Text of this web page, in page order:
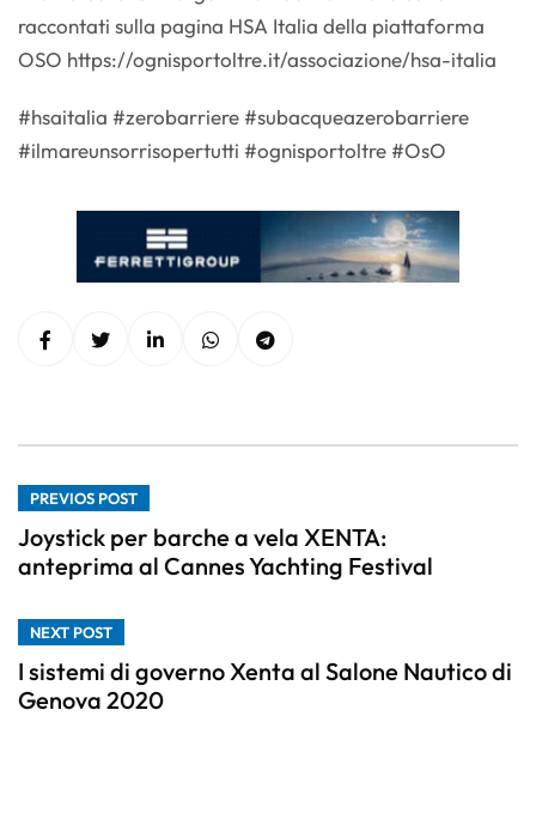
raccontati sulla pagina HSA Italia della piattaforma
OSO https://ognisportoltre.it/associazione/hsa-italia
#hsaitalia #zerobarriere #subacqueazerobarriere
#ilmareunsorrisopertutti #ognisportoltre #OsO
PREVIOS POST
Joystick per barche a vela XENTA:
anteprima al Cannes Yachting Festival
NEXT POST
I sistemi di governo Xenta al Salone Nautico di
Genova 2020